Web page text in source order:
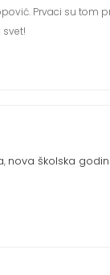
Prvaci su tom
, nova školska